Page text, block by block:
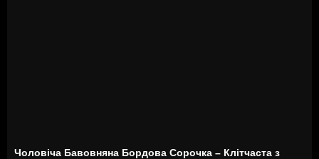
Чоловіча Бавовняна Бордова Сорочка – Клітчаста з